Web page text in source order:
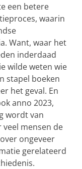
een betere
waarin
Want, waar het
inderdaad
wilde weten wie
stapel boeken
het geval. En
anno 2023,
wordt van
mensen de
ongeveer
gerelateerd